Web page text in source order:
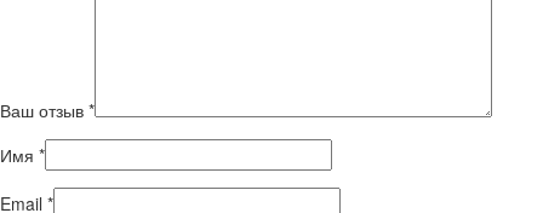
Ваш отзыв *
Имя *
Email *